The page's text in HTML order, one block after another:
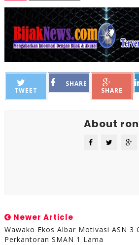
TWEET
SHARE
SHARE
About
Newer Article
Wawako Ekos Albar Motivasi ASN 3
Perkantoran SMAN 1 Lama